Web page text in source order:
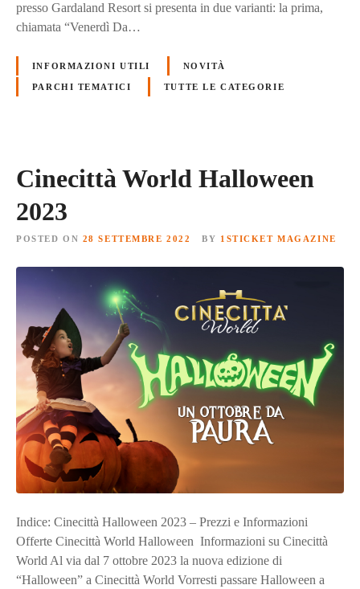
presso Gardaland Resort si presenta in due varianti: la prima,
chiamata “Venerdì Da…
INFORMAZIONI UTILI NOVITÀ
PARCHI TEMATICI TUTTE LE CATEGORIE
Cinecittà World Halloween
2023
POSTED ON 28 SETTEMBRE 2022 BY 1STICKET MAGAZINE
Indice: Cinecittà Halloween 2023 – Prezzi e Informazioni
Offerte Cinecittà World Halloween Informazioni su Cinecittà
World Al via dal 7 ottobre 2023 la nuova edizione di
“Halloween” a Cinecittà World Vorresti passare Halloween a